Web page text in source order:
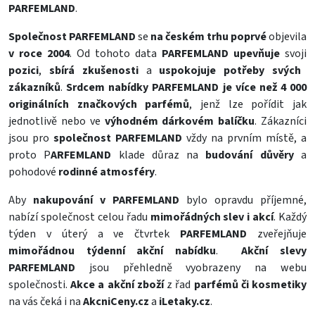
PARFEMLAND.
Společnost PARFEMLANDse na českém trhu poprvéobjevila
v roce 2004. Od tohoto data PARFEMLAND upevňuje svoji
pozici, sbírá zkušenostia uspokojuje potřeby svých
zákazníků.Srdcem nabídky PARFEMLAND je více než 4 000
originálních značkových parfémů, jenž lze pořídit jak
jednotlivě nebo ve výhodném dárkovém balíčku. Zákazníci
jsou pro společnost PARFEMLAND vždy na prvním místě, a
proto PARFEMLAND klade důraz na budování důvěrya
pohodové rodinné atmosféry.
Aby nakupování v PARFEMLAND bylo opravdu příjemné,
nabízí společnost celou řadu mimořádných slev i akcí. Každý
týden v úterý a ve čtvrtek PARFEMLAND zveřejňuje
mimořádnou týdenní akční nabídku.
Akční slevy
PARFEMLAND jsou přehledně vyobrazeny na webu
společnosti.Akce a akční zbožíz řad parfémů či kosmetiky
na vás čeká i naAkcniCeny.cza iLetaky.cz.